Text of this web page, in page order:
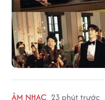
ÂM NHẠC 23 phút trước